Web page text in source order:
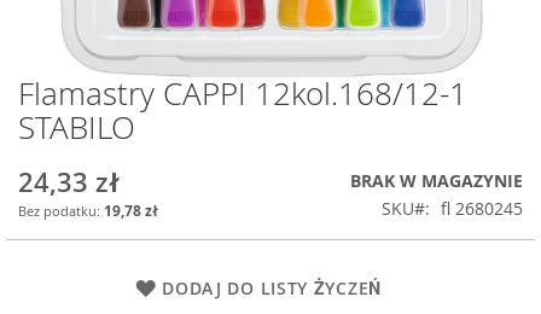
Przejdź
na
początek
Flamastry CAPPI 12kol.168/12-1
STABILO
24,33 zł
19,78 zł
BRAK W MAGAZYNIE
SKU
fl 2680245
DODAJ DO LISTY ŻYCZEŃ